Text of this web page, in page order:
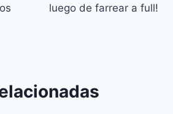
luego de farrear a full!